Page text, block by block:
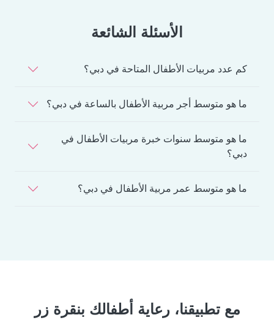
الأسئلة الشائعة
كم عدد مربيات الأطفال المتاحة في دبي؟
ما هو متوسط أجر مربية الأطفال بالساعة في دبي؟
ما هو متوسط سنوات خبرة مربيات الأطفال في
دبي؟
ما هو متوسط عمر مربية الأطفال في دبي؟
مع تطبيقنا، رعاية أطفالك بنقرة زر